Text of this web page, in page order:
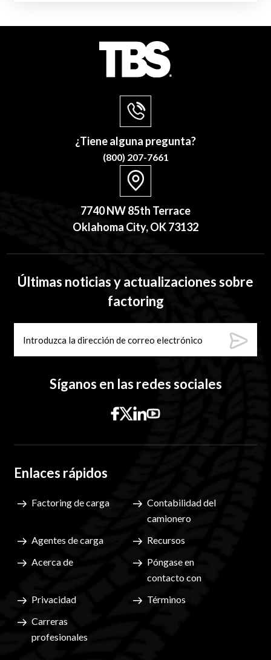
¿Tiene alguna pregunta?
(800) 207-7661
7740 NW 85th Terrace
Oklahoma City, OK 73132
Últimas noticias y actualizaciones sobre
factoring
Síganos en las redes sociales
Enlaces rápidos
Factoring de carga
Contabilidad del
camionero
Agentes de carga
Recursos
Acerca de
Póngase en
contacto con
Privacidad
Términos
Carreras
profesionales